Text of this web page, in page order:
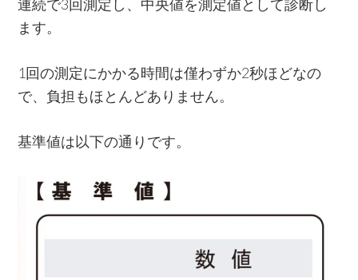
連続で3回測定し、中央値を測定値として診断し
ます。
1回の測定にかかる時間は僅わずか2秒ほどなの
で、負担もほとんどありません。
基準値は以下の通りです。